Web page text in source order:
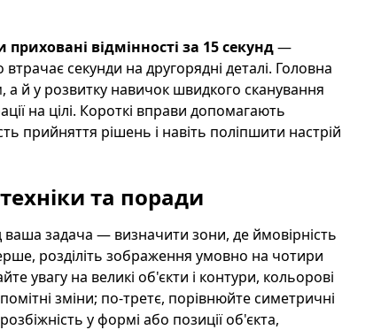
відмінності за 15 секунд—
секунди на другорядні деталі. Головна
а й у розвитку навичок швидкого сканування
на цілі. Короткі вправи допомагають
прийняття рішень і навіть поліпшити настрій
та поради
задача — визначити зони, де ймовірність
розділіть зображення умовно на чотири
увагу на великі об'єкти і контури, кольорові
зміни; по-третє, порівнюйте симетричні
у формі або позиції об'єкта,